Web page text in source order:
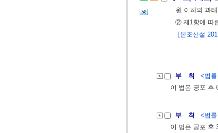
원 이하의 과
② 제1항에 따
[본조신설
부 칙
<법
이 법은 공포 후
부 칙
<법
이 법은 공포 후